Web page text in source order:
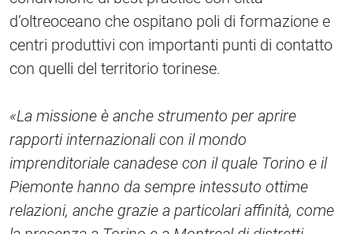
d’oltreoceano che ospitano poli di formazione e
centri produttivi con importanti punti di contatto
con quelli del territorio torinese.
«La missione è anche strumento per aprire
rapporti internazionali con il mondo
imprenditoriale canadese con il quale Torino e il
Piemonte hanno da sempre intessuto ottime
relazioni, anche grazie a particolari affinità, come